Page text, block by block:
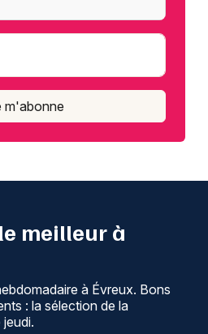
m'abonne
meilleur à
à Évreux. Bons
: la sélection de la